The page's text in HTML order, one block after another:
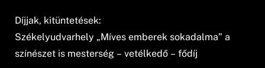
Díjjak, kitüntetések:
Székelyudvarhely „Míves emberek sokadalma” a
színészet is mesterség – vetélkedő – fődíj